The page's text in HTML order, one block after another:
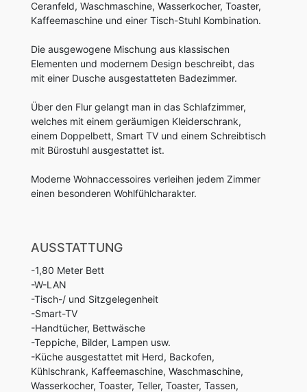
Ceranfeld, Waschmaschine, Wasserkocher, Toaster,
Kaffeemaschine und einer Tisch-Stuhl Kombination.
Die ausgewogene Mischung aus klassischen
Elementen und modernem Design beschreibt, das
mit einer Dusche ausgestatteten Badezimmer.
Über den Flur gelangt man in das Schlafzimmer,
welches mit einem geräumigen Kleiderschrank,
einem Doppelbett, Smart TV und einem Schreibtisch
mit Bürostuhl ausgestattet ist.
Moderne Wohnaccessoires verleihen jedem Zimmer
einen besonderen Wohlfühlcharakter.
AUSSTATTUNG
-1,80 Meter Bett
-W-LAN
-Tisch-/ und Sitzgelegenheit
-Smart-TV
-Handtücher, Bettwäsche
-Teppiche, Bilder, Lampen usw.
-Küche ausgestattet mit Herd, Backofen,
Kühlschrank, Kaffeemaschine, Waschmaschine,
Wasserkocher, Toaster, Teller, Toaster, Tassen,